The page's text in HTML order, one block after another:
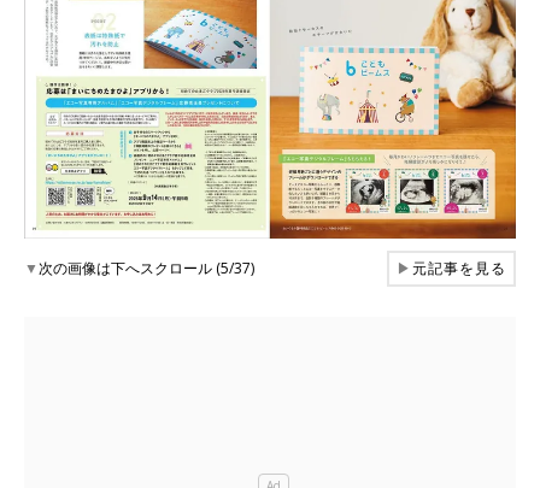
▼次の画像は下へスクロール (5/37) ▶元記事を見る